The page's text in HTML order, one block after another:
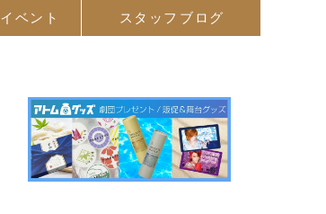
イベント スタッフ ブログ